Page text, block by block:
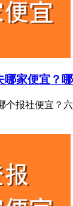
哪家便宜？
个报社便宜？